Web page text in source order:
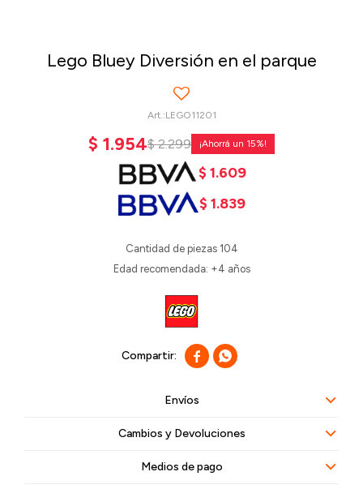
Lego Bluey Diversión en el parque
LEGO11201
$ 1.954$ 2.299 15
$ 1.609
$ 1.839
Cantidad de piezas 104
Edad recomendada: +4 años
 
Envíos
Cambios y Devoluciones
Medios de pago